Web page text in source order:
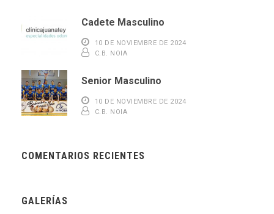
Cadete Masculino
10 DE NOVIEMBRE DE 2024
C.B. NOIA
Senior Masculino
10 DE NOVIEMBRE DE 2024
C.B. NOIA
COMENTARIOS RECIENTES
GALERÍAS